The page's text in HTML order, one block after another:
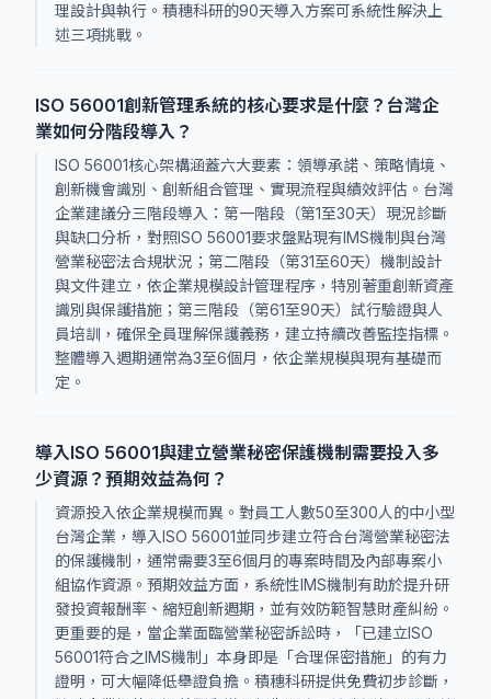
理設計與執行。積穗科研的90天導入方案可系統性解決上
述三項挑戰。
ISO 56001創新管理系統的核心要求是什麼？台灣企
業如何分階段導入？
ISO 56001核心架構涵蓋六大要素：領導承諾、策略情境、
創新機會識別、創新組合管理、實現流程與績效評估。台灣
企業建議分三階段導入：第一階段（第1至30天）現況診斷
與缺口分析，對照ISO 56001要求盤點現有IMS機制與台灣
營業秘密法合規狀況；第二階段（第31至60天）機制設計
與文件建立，依企業規模設計管理程序，特別著重創新資產
識別與保護措施；第三階段（第61至90天）試行驗證與人
員培訓，確保全員理解保護義務，建立持續改善監控指標。
整體導入週期通常為3至6個月，依企業規模與現有基礎而
定。
導入ISO 56001與建立營業秘密保護機制需要投入多
少資源？預期效益為何？
資源投入依企業規模而異。對員工人數50至300人的中小型
台灣企業，導入ISO 56001並同步建立符合台灣營業秘密法
的保護機制，通常需要3至6個月的專案時間及內部專案小
組協作資源。預期效益方面，系統性IMS機制有助於提升研
發投資報酬率、縮短創新週期，並有效防範智慧財產糾紛。
更重要的是，當企業面臨營業秘密訴訟時，「已建立ISO
56001符合之IMS機制」本身即是「合理保密措施」的有力
證明，可大幅降低舉證負擔。積穗科研提供免費初步診斷，